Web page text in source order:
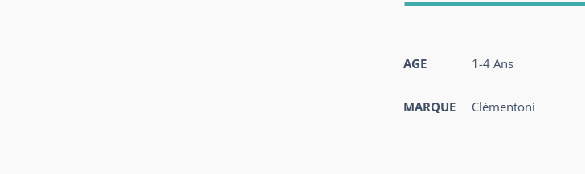
AGE 1-4 Ans
MARQUE Clémentoni